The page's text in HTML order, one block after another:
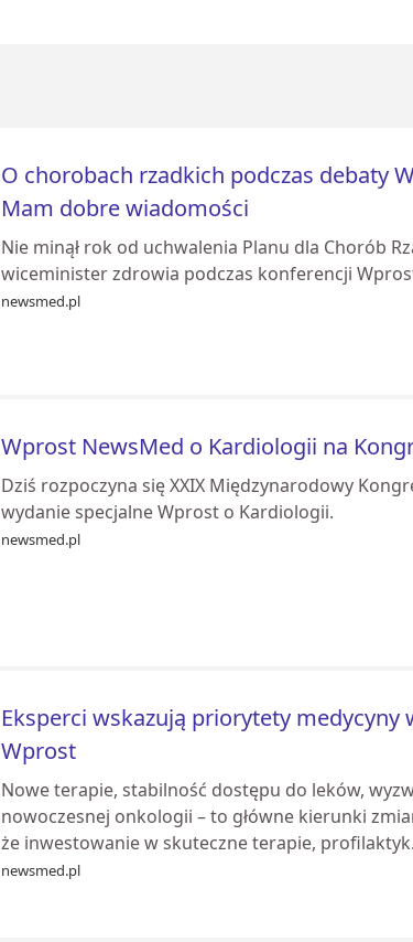
O chorobach rzadkich podczas debaty
Mam dobre wiadomości
Nie minął rok od uchwalenia Planu dla Chorób
wiceminister zdrowia podczas konferencji
newsmed.pl
Wprost NewsMed o Kardiologii na
Dziś rozpoczyna się XXIX Międzynarodowy
wydanie specjalne Wprost o Kardiologii.
newsmed.pl
Eksperci wskazują priorytety medycyny
Wprost
Nowe terapie, stabilność dostępu do leków,
nowoczesnej onkologii – to główne kierunki
że inwestowanie w skuteczne terapie,
newsmed.pl